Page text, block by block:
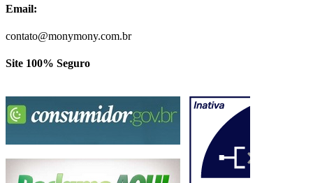
Email:
contato@monymony.com.br
Site 100% Seguro